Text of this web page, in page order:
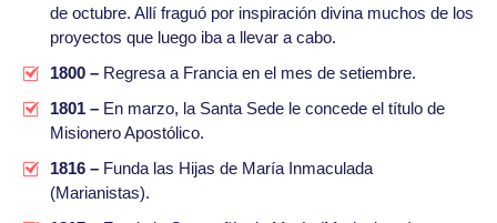
de octubre. Allí fraguó por inspiración divina muchos de los
proyectos que luego iba a llevar a cabo.
1800 – Regresa a Francia en el mes de setiembre.
1801 – En marzo, la Santa Sede le concede el título de
Misionero Apostólico.
1816 – Funda las Hijas de María Inmaculada
(Marianistas).